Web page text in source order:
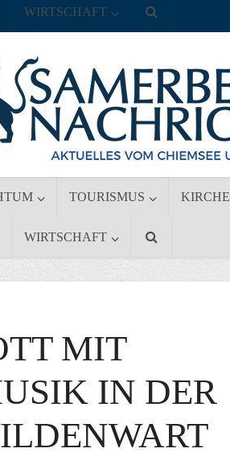
TOURISMUS KIRCHE
WIRTSCHAFT
WIRTSCHAFT
MIT
IN DER